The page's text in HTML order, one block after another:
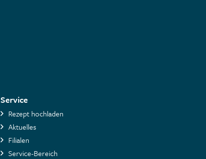
Service
Rezept hochladen
Aktuelles
Filialen
Service-Bereich